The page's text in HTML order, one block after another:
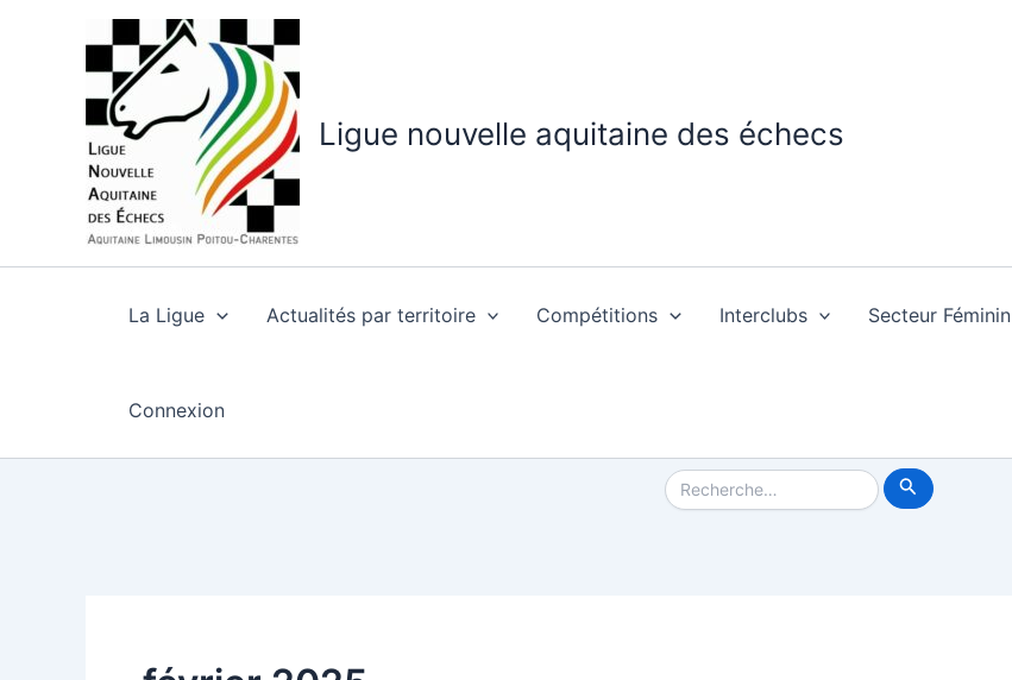
Ligue nouvelle aquitaine des échecs
La Ligue Actualités par territoire Compétitions Interclubs Secteur Féminin
Connexion
Rechercher :